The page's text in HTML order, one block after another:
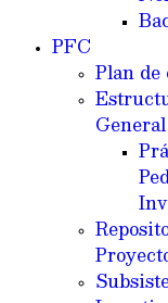
PFC
Plan de
General